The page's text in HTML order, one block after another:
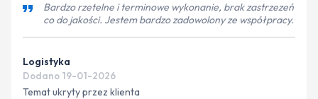
Bardzo rzetelne i terminowe wykonanie, brak zastrzezeń
co do jakości. Jestem bardzo zadowolony ze współpracy.
Logistyka
Dodano 19-01-2026
Temat ukryty przez klienta